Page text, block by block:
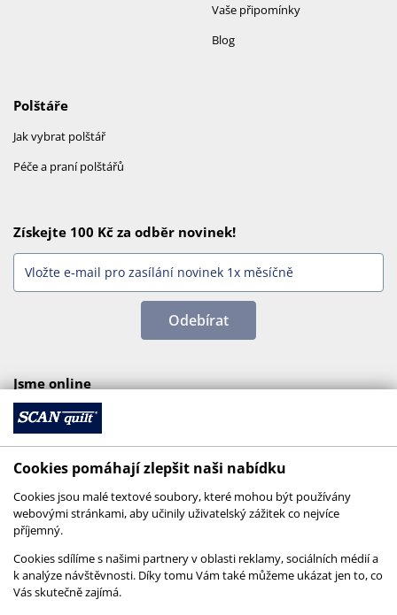
Vaše připomínky
Blog
Polštáře
Jak vybrat polštář
Péče a praní polštářů
Získejte 100 Kč za odběr novinek!
Odebírat
Jsme online
© 2026 SCANquilt - všechna práva vyhrazena
Cookies pomáhají zlepšit naši nabídku
Cookies jsou malé textové soubory, které mohou být používány
webovými stránkami, aby učinily uživatelský zážitek co nejvíce
příjemný.
Cookies sdílíme s našimi partnery v oblasti reklamy, sociálních médií a
k analýze návštěvnosti. Díky tomu Vám také můžeme ukázat jen to, co
Vás skutečně zajímá.